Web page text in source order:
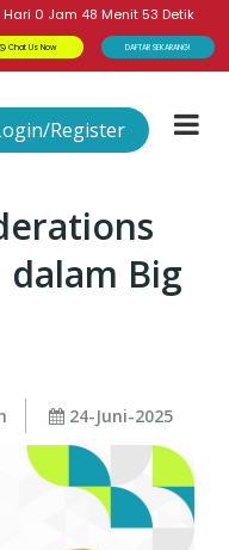
Hari 0 Jam 48 Menit 52 Detik
Chat Us Now DAFTAR SEKARANG!
Register
dalam Big
24-Juni-2025